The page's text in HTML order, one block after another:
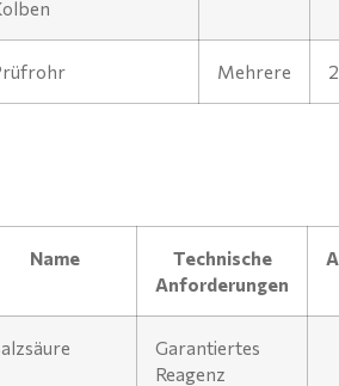
Mehrere
Name
Technische
Anforderungen
Garantiertes
Reagenz